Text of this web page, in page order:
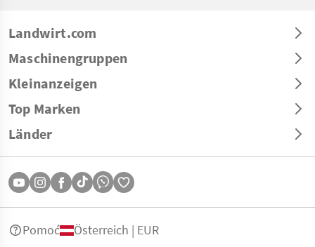
Landwirt.com
Maschinengruppen
Kleinanzeigen
Top Marken
Länder
Pomoć Österreich | EUR